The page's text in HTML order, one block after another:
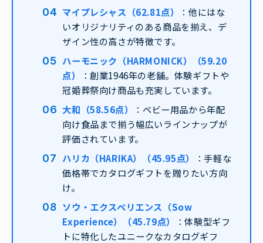
マイプレシャス（62.81点）
：他にはな
いオリジナリティのある商品を揃え、デ
ザイン性の高さが特徴です。
ハーモニック（HARMONICK）（59.20
点）
：創業1946年の老舗。体験ギフトや
冠婚葬祭向け商品も充実しています。
大和（58.56点）
：ベビー用品から年配
向け食品まで揃う幅広いラインナップが
評価されています。
ハリカ（HARIKA）（45.95点）
：手軽な
価格帯でカタログギフトを贈りたい方向
け。
ソウ・エクスペリエンス（Sow
Experience）（45.79点）
：体験型ギフ
トに特化したユニークなカタログギフ